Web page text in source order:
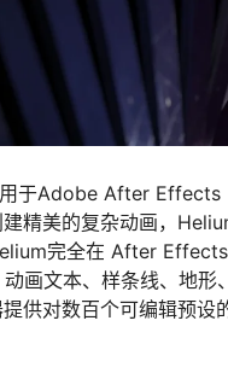
于Adob​​e After Effects
建精美的复杂动画，
完全在 After
画文本、样条线、地
供对数百个可编辑预